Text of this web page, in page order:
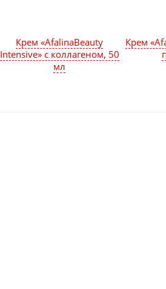
Крем «AfalinaBeauty
Intensive» с коллагеном, 50
мл
Крем